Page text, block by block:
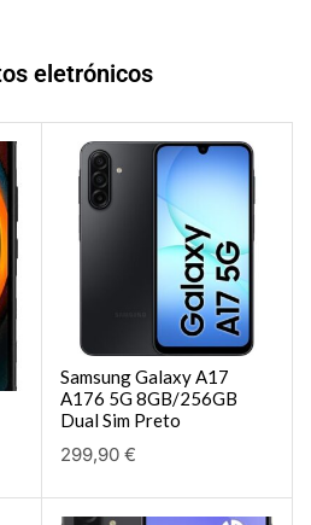
eletrónicos
Samsung Galaxy A17
A176 5G 8GB/256GB
Dual Sim Preto
299,90 €